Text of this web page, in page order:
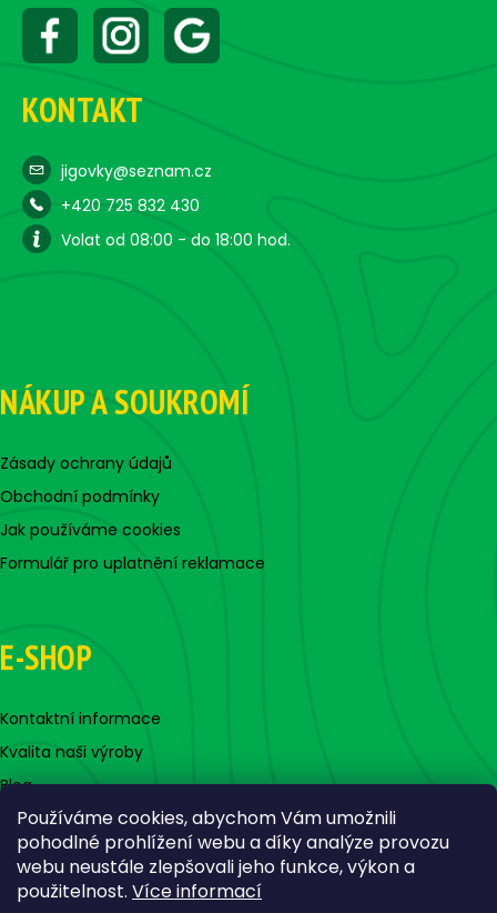
Používáme cookies, abychom Vám umožnili
pohodlné prohlížení webu a díky analýze provozu
webu neustále zlepšovali jeho funkce, výkon a
použitelnost. Více informací
KONTAKT
jigovky@seznam.cz
+420 725 832 430
Volat od 08:00 - do 18:00 hod.
NÁKUP A SOUKROMÍ
Zásady ochrany údajů
Obchodní podmínky
Jak používáme cookies
Formulář pro uplatnění reklamace
E-SHOP
Kontaktní informace
Kvalita naši výroby
Blog